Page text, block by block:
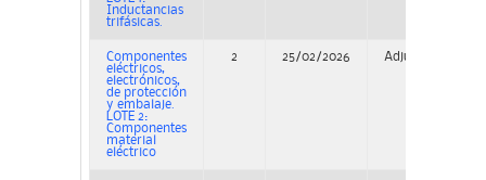
Inductancias
trifásicas.
Componentes
eléctricos,
electrónicos,
de protección
y embalaje.
LOTE 2:
Componentes
material
eléctrico
2 25/02/2026 Adjudicación